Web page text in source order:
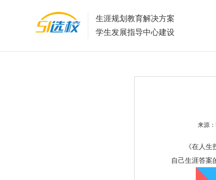
生涯规划教育解决方案
学生发展指导中心建设
来源：
《在人生拐
自己生涯答案